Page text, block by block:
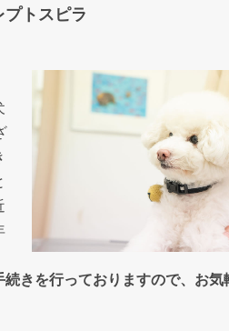
トスピラ
きを行っておりますので、お